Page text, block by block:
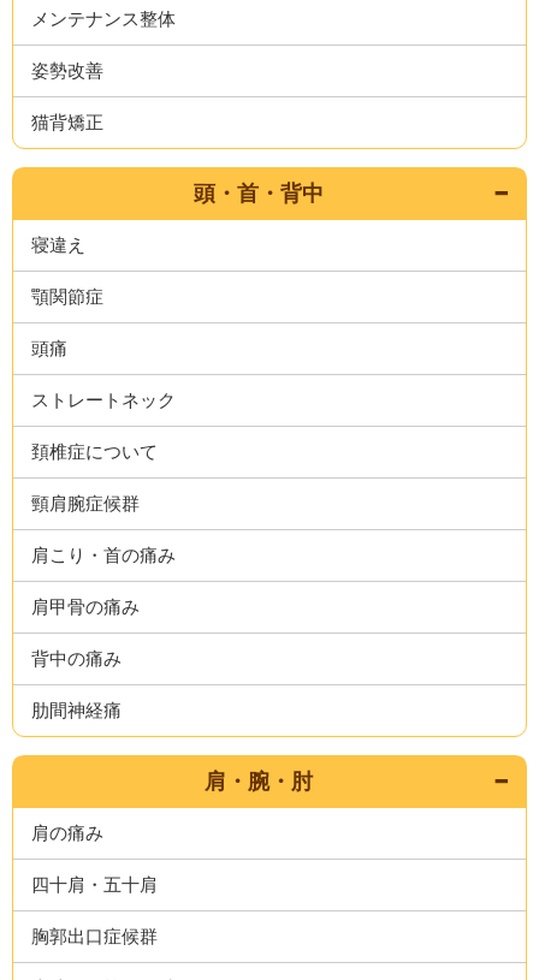
メンテナンス整体
姿勢改善
猫背矯正
頭・首・背中
寝違え
顎関節症
頭痛
ストレートネック
頚椎症について
頸肩腕症候群
肩こり・首の痛み
肩甲骨の痛み
背中の痛み
肋間神経痛
肩・腕・肘
肩の痛み
四十肩・五十肩
胸郭出口症候群